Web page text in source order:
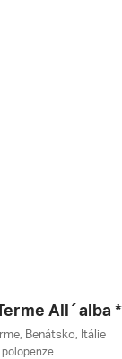
All´alba
Benátsko, Itálie
polopenze